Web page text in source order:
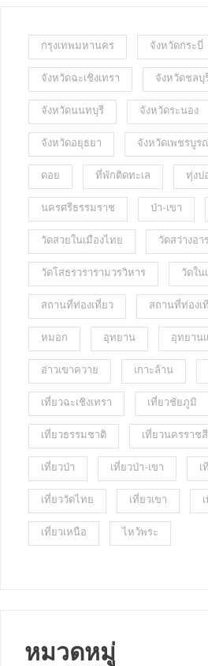
กรุงเทพมหานคร จังหวัดกระบี่
จังหวัดฉะเชิงเทรา จังหวัดชลบุ
จังหวัดนนทบุรี จังหวัดระนอง
จังหวัดอยุธยา จังหวัดเพชรบูร
ดอย ที่พักติดทะเล ทุ่งป
นครศรีธรรมราช ป่า-เขา
วัดสวยในเมืองไทย วัดสว่างอ
วัดโสธรวรารามวรวิหาร วัดใน
สถานที่ท่องเที่ยว สถานที่ท่องเ
หมอก อุทยาน อุทยาน
อ่าวเขาควาย เกาะล้าน
เที่ยวฉะเชิงเทรา เที่ยวชัยภูมิ
เที่ยวธรรมชาติ เที่ยวนครราช
เที่ยวป่า เที่ยวป่า-เขา
เที่ยววัดไทย เที่ยวเขา
เที่ยวเหนือ ไหว้พระ
หมวดหมู่